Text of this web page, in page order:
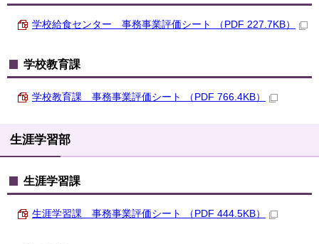
学校給食センター 事務事業評価シート （PDF 227.7KB）
学校教育課
学校教育課 事務事業評価シート （PDF 766.4KB）
生涯学習部
生涯学習課
生涯学習課 事務事業評価シート （PDF 444.5KB）